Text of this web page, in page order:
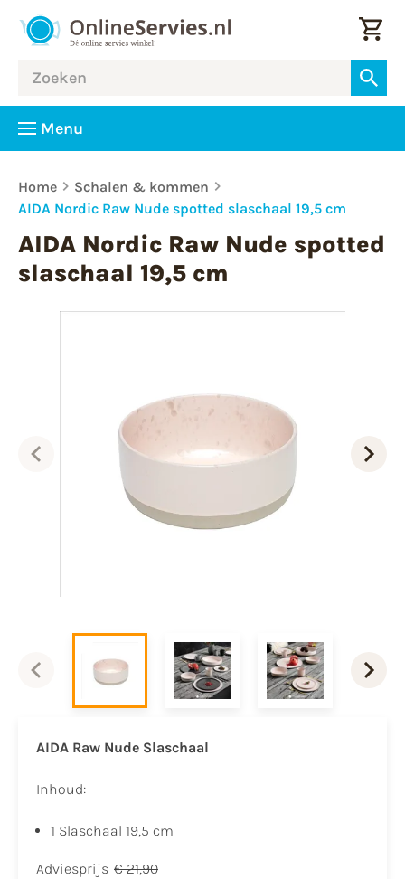
Menu
Home
Schalen & kommen
AIDA Nordic Raw Nude spotted slaschaal 19,5 cm
AIDA Nordic Raw Nude spotted
slaschaal 19,5 cm
AIDA Raw Nude Slaschaal
Inhoud:
1 Slaschaal 19,5 cm
Adviesprijs € 21,90